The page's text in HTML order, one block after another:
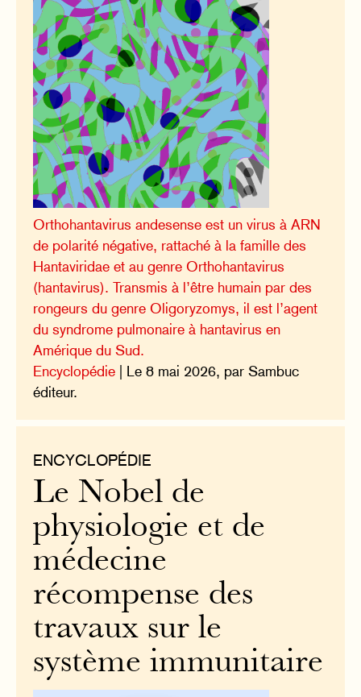
Orthohantavirus andesense est un virus à ARN
de polarité négative, rattaché à la famille des
Hantaviridae et au genre Orthohantavirus
(hantavirus). Transmis à l’être humain par des
rongeurs du genre Oligoryzomys, il est l’agent
du syndrome pulmonaire à hantavirus en
Amérique du Sud.
Encyclopédie | Le 8 mai 2026, par Sambuc
éditeur.
ENCYCLOPÉDIE
Le Nobel de
physiologie et de
médecine
récompense des
travaux sur le
système immunitaire